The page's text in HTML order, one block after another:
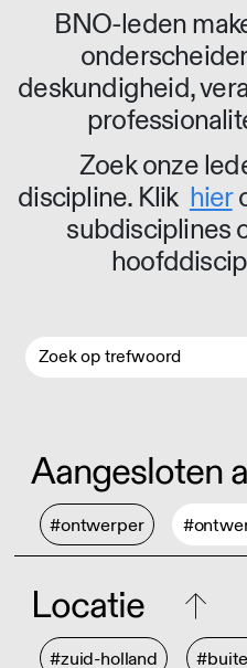
BNO-leden
deskundigheid,
Zoek onze
discipline. Klik hier
subdisciplines
Aangesloten
#ontwerper
Locatie
#zuid-holland